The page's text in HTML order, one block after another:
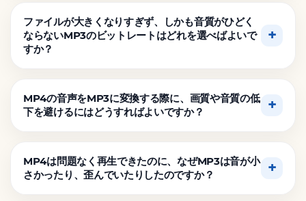
ファイルが大きくなりすぎず、しかも音質がひどく
ならないMP3のビットレートはどれを選べばよいで
すか？
MP4の音声をMP3に変換する際に、画質や音質の低
下を避けるにはどうすればよいですか？
MP4は問題なく再生できたのに、なぜMP3は音が小
さかったり、歪んでいたりしたのですか？